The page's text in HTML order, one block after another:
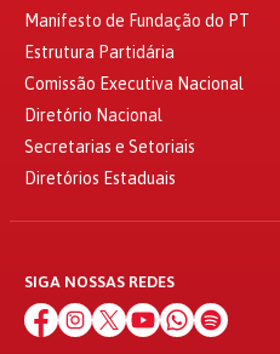
Manifesto de Fundação do PT
Estrutura Partidária
Comissão Executiva Nacional
Diretório Nacional
Secretarias e Setoriais
Diretórios Estaduais
SIGA NOSSAS REDES